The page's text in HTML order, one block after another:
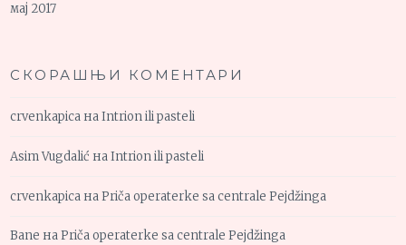
мај 2017
СКОРАШЊИ КОМЕНТАРИ
crvenkapica наIntrion ili pasteli
Asim Vugdalić наIntrion ili pasteli
crvenkapica наPriča operaterke sa centrale Pejdžinga
Bane наPriča operaterke sa centrale Pejdžinga